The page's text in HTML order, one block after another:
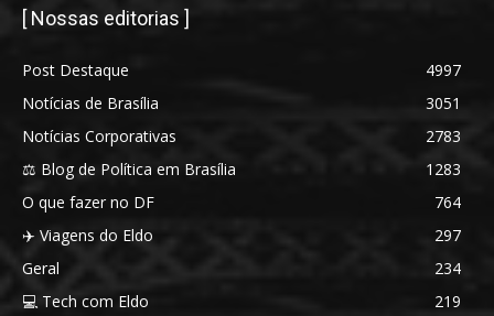
[ Nossas editorias ]
Post Destaque
4997
Notícias de Brasília
3051
Notícias Corporativas
2783
⚖️ Blog de Política em Brasília
1283
O que fazer no DF
764
✈️ Viagens do Eldo
297
Geral
234
💻 Tech com Eldo
219